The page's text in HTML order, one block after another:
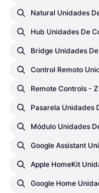
Natural Unidades
Hub Unidades De
Bridge Unidades
Control Remoto
Remote Controls -
Pasarela Unidades
Módulo Unidades
Google Assistant
Apple HomeKit
Google Home